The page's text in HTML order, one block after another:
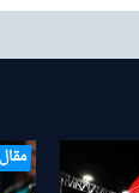
إمكانية